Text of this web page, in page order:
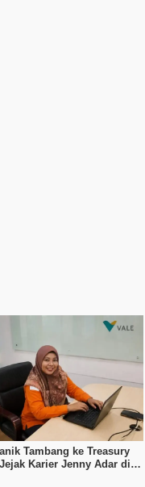
Tambang ke Treasury
Karier Jenny Adar di